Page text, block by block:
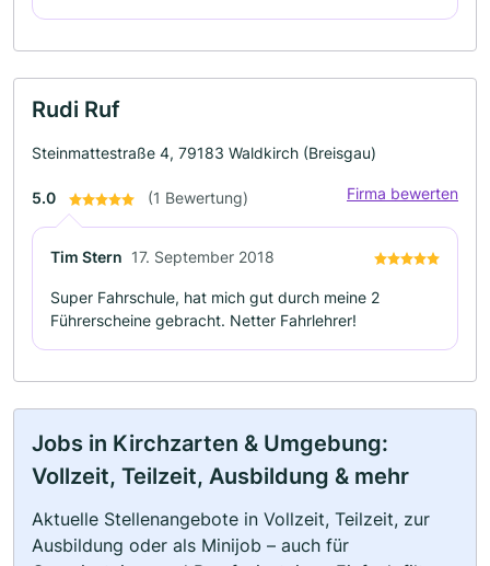
Rudi Ruf
Steinmattestraße 4, 79183 Waldkirch (Breisgau)
5.0 (1 Bewertung) Firma bewerten
Tim Stern 17. September 2018
Super Fahrschule, hat mich gut durch meine 2
Führerscheine gebracht. Netter Fahrlehrer!
Jobs in Kirchzarten & Umgebung:
Vollzeit, Teilzeit, Ausbildung & mehr
Aktuelle Stellenangebote in Vollzeit, Teilzeit, zur
Ausbildung oder als Minijob – auch für